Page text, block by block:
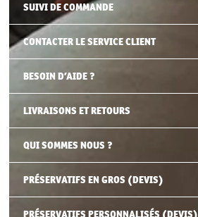
SUIVI DE COMMANDE
CONTACTER LE SERVICE CLIENT
BESOIN D’AIDE ?
LIVRAISONS ET RETOURS
QUI SOMMES NOUS ?
PRÉSERVATIFS EN GROS (DEVIS)
PRÉSERVATIFS PERSONNALISÉS (DEVIS)